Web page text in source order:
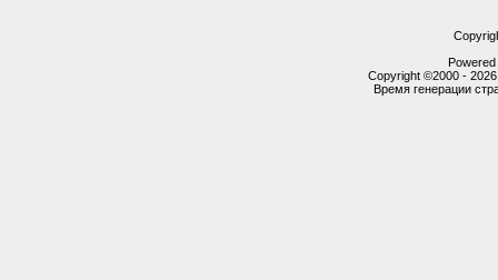
Copyright ©2000 -
Время генерации